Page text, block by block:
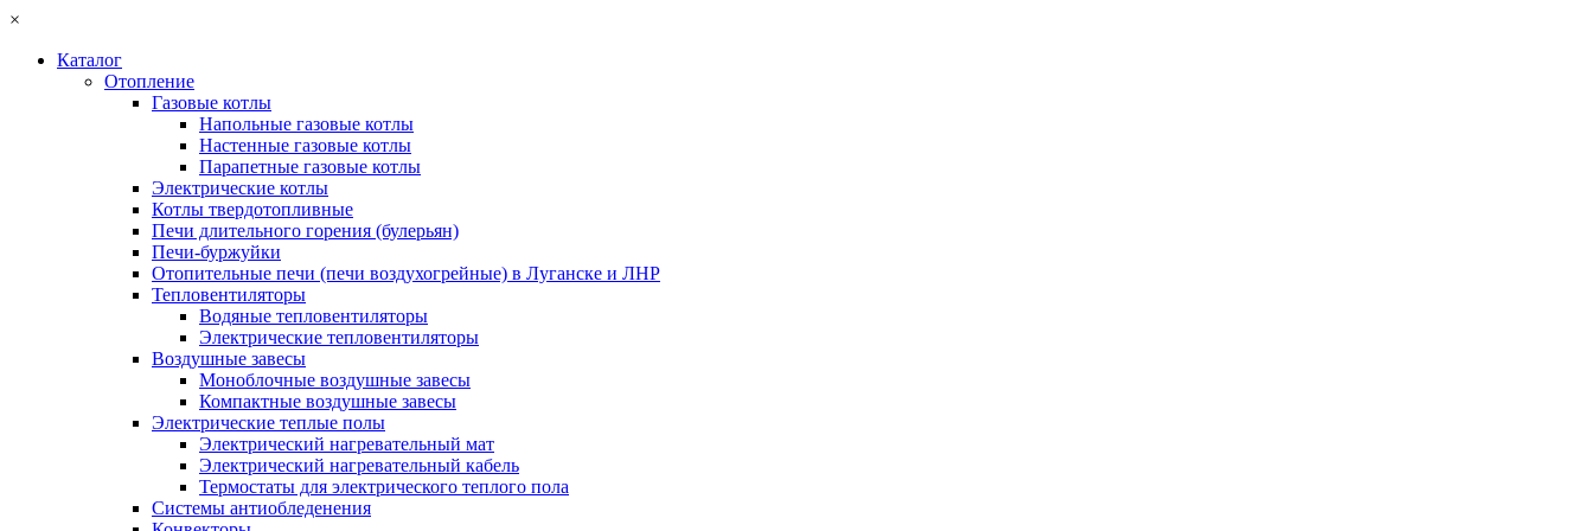
×
Каталог
Отопление
Газовые котлы
Напольные газовые котлы
Настенные газовые котлы
Парапетные газовые котлы
Электрические котлы
Котлы твердотопливные
Печи длительного горения (булерьян)
Печи-буржуйки
Отопительные печи (печи воздухогрейные) в Луганске и ЛНР
Тепловентиляторы
Водяные тепловентиляторы
Электрические тепловентиляторы
Воздушные завесы
Моноблочные воздушные завесы
Компактные воздушные завесы
Электрические теплые полы
Электрический нагревательный мат
Электрический нагревательный кабель
Термостаты для электрического теплого пола
Системы антиобледенения